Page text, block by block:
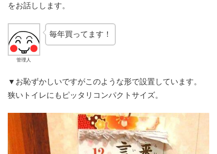
をお話しします。
管理人
毎年買ってます！
▼お恥ずかしいですがこのような形で設置しています。
狭いトイレにもピッタリコンパクトサイズ。